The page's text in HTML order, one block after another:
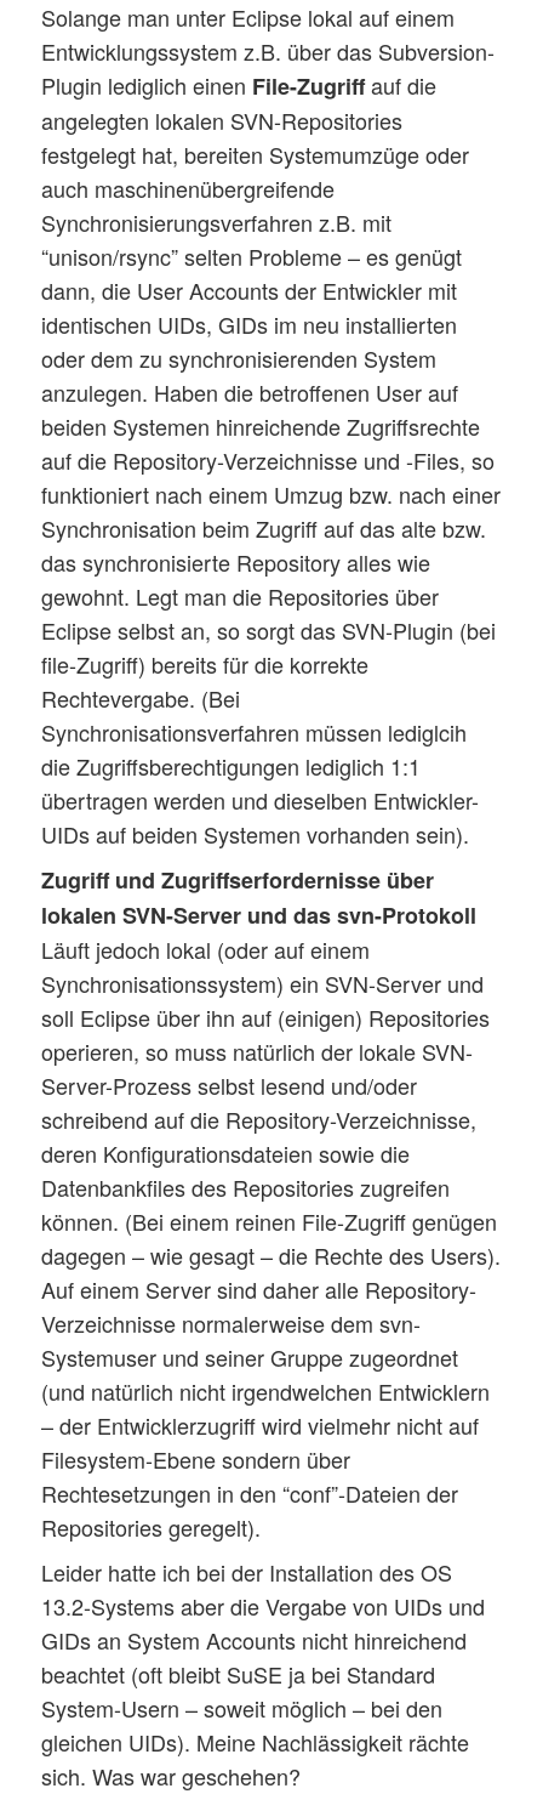
Solange man unter Eclipse lokal auf einem
Entwicklungssystem z.B. über das Subversion-
Plugin lediglich einen File-Zugriffauf die
angelegten lokalen SVN-Repositories
festgelegt hat, bereiten Systemumzüge oder
auch maschinenübergreifende
Synchronisierungsverfahren z.B. mit
“unison/rsync” selten Probleme – es genügt
dann, die User Accounts der Entwickler mit
identischen UIDs, GIDs im neu installierten
oder dem zu synchronisierenden System
anzulegen. Haben die betroffenen User auf
beiden Systemen hinreichende Zugriffsrechte
auf die Repository-Verzeichnisse und -Files, so
funktioniert nach einem Umzug bzw. nach einer
Synchronisation beim Zugriff auf das alte bzw.
das synchronisierte Repository alles wie
gewohnt. Legt man die Repositories über
Eclipse selbst an, so sorgt das SVN-Plugin (bei
file-Zugriff) bereits für die korrekte
Rechtevergabe. (Bei
Synchronisationsverfahren müssen lediglcih
die Zugriffsberechtigungen lediglich 1:1
übertragen werden und dieselben Entwickler-
UIDs auf beiden Systemen vorhanden sein).
Zugriff und Zugriffserfordernisse über
lokalen SVN-Server und das svn-Protokoll
Läuft jedoch lokal (oder auf einem
Synchronisationssystem) ein SVN-Server und
soll Eclipse über ihn auf (einigen) Repositories
operieren, so muss natürlich der lokale SVN-
Server-Prozess selbst lesend und/oder
schreibend auf die Repository-Verzeichnisse,
deren Konfigurationsdateien sowie die
Datenbankfiles des Repositories zugreifen
können. (Bei einem reinen File-Zugriff genügen
dagegen – wie gesagt – die Rechte des Users).
Auf einem Server sind daher alle Repository-
Verzeichnisse normalerweise dem svn-
Systemuser und seiner Gruppe zugeordnet
(und natürlich nicht irgendwelchen Entwicklern
– der Entwicklerzugriff wird vielmehr nicht auf
Filesystem-Ebene sondern über
Rechtesetzungen in den “conf”-Dateien der
Repositories geregelt).
Leider hatte ich bei der Installation des OS
13.2-Systems aber die Vergabe von UIDs und
GIDs an System Accounts nicht hinreichend
beachtet (oft bleibt SuSE ja bei Standard
System-Usern – soweit möglich – bei den
gleichen UIDs). Meine Nachlässigkeit rächte
sich. Was war geschehen?